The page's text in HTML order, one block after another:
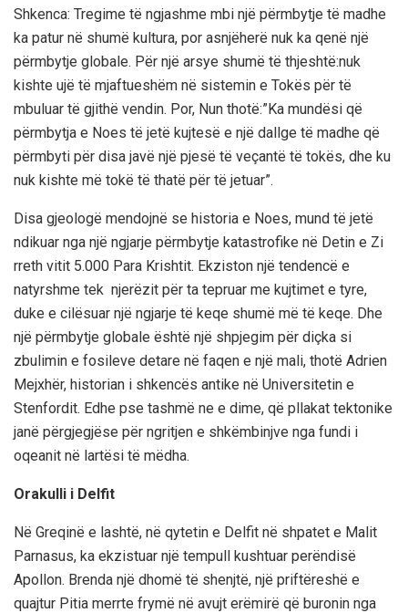
Shkenca: Tregime të ngjashme mbi një përmbytje të madhe
ka patur në shumë kultura, por asnjëherë nuk ka qenë një
përmbytje globale. Për një arsye shumë të thjeshtë:nuk
kishte ujë të mjaftueshëm në sistemin e Tokës për të
mbuluar të gjithë vendin. Por, Nun thotë:”Ka mundësi që
përmbytja e Noes të jetë kujtesë e një dallge të madhe që
përmbyti për disa javë një pjesë të veçantë të tokës, dhe ku
nuk kishte më tokë të thatë për të jetuar”.
Disa gjeologë mendojnë se historia e Noes, mund të jetë
ndikuar nga një ngjarje përmbytje katastrofike në Detin e Zi
rreth vitit 5.000 Para Krishtit. Ekziston një tendencë e
natyrshme tek njerëzit për ta tepruar me kujtimet e tyre,
duke e cilësuar një ngjarje të keqe shumë më të keqe. Dhe
një përmbytje globale është një shpjegim për diçka si
zbulimin e fosileve detare në faqen e një mali, thotë Adrien
Mejxhër, historian i shkencës antike në Universitetin e
Stenfordit. Edhe pse tashmë ne e dime, që pllakat tektonike
janë përgjegjëse për ngritjen e shkëmbinjve nga fundi i
oqeanit në lartësi të mëdha.
Orakulli i Delfit
Në Greqinë e lashtë, në qytetin e Delfit në shpatet e Malit
Parnasus, ka ekzistuar një tempull kushtuar perëndisë
Apollon. Brenda një dhomë të shenjtë, një priftëreshë e
quajtur Pitia merrte frymë në avujt erëmirë që buronin nga